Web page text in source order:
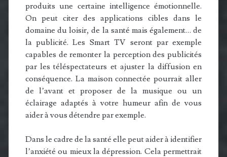
produits une certaine intelligence émotionnelle.
On peut citer des applications cibles dans le
domaine du loisir, de la santé mais également… de
la publicité. Les Smart TV seront par exemple
capables de remonter la perception des publicités
par les téléspectateurs et ajuster la diffusion en
conséquence. La maison connectée pourrait aller
de l’avant et proposer de la musique ou un
éclairage adaptés à votre humeur afin de vous
aider à vous détendre par exemple.
Dans le cadre de la santé elle peut aider à identifier
l’anxiété ou mieux la dépression. Cela permettrait